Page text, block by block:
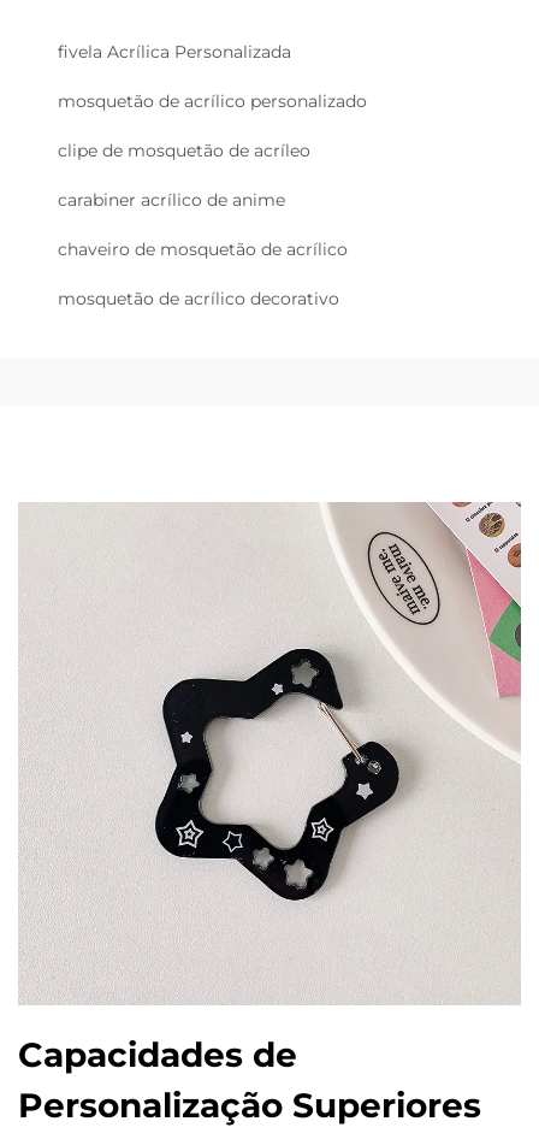
fivela Acrílica Personalizada
mosquetão de acrílico personalizado
clipe de mosquetão de acríleo
carabiner acrílico de anime
chaveiro de mosquetão de acrílico
mosquetão de acrílico decorativo
Capacidades de
Personalização Superiores